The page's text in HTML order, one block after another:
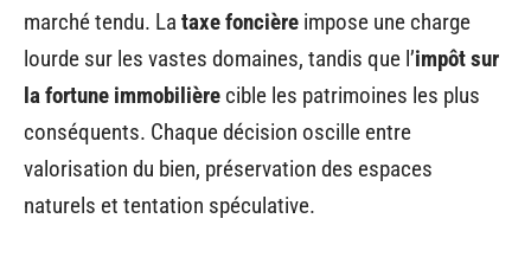
marché tendu. La taxe foncière impose une charge
lourde sur les vastes domaines, tandis que l’impôt sur
la fortune immobilière cible les patrimoines les plus
conséquents. Chaque décision oscille entre
valorisation du bien, préservation des espaces
naturels et tentation spéculative.